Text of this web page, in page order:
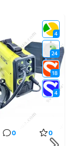
4
24
18
4
0 0